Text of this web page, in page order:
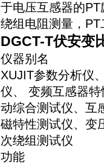
于电压互感器的
绕组电阻测量，
DGCT-T伏安变
仪器别名
XUJIT参数分析仪
仪、 变频互感器
动综合测试仪、互
磁特性测试仪、变
次绕组测试仪
功能